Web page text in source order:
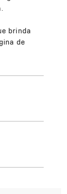
brinda
de